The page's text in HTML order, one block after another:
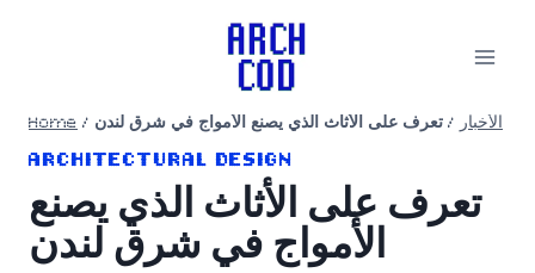
Home / الأخبار / تعرف على الأثاث الذي يصنع الأمواج في شرق لندن
ARCHITECTURAL DESIGN
تعرف على الأثاث الذي يصنع
الأمواج في شرق لندن